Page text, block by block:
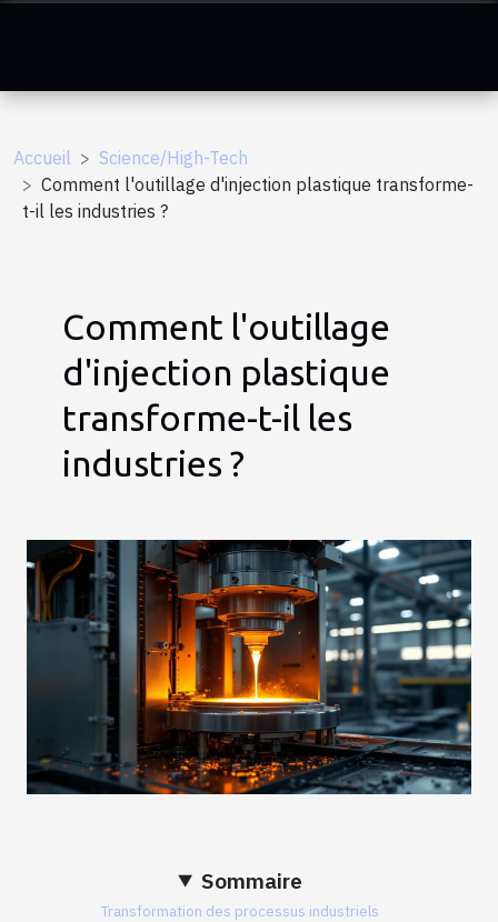
Accueil
Science/High-Tech
Comment l'outillage d'injection plastique transforme-
t-il les industries ?
Comment l'outillage
d'injection plastique
transforme-t-il les
industries ?
Sommaire
Transformation des processus industriels